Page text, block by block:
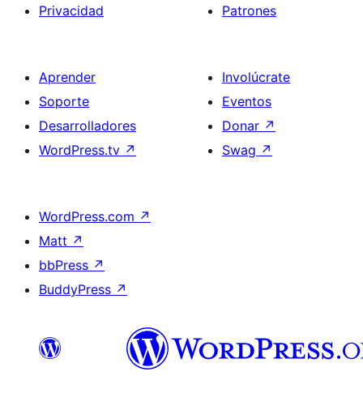
Privacidad
Patrones
Aprender
Soporte
Desarrolladores
WordPress.tv ↗
Involúcrate
Eventos
Donar ↗
Swag ↗
WordPress.com ↗
Matt ↗
bbPress ↗
BuddyPress ↗